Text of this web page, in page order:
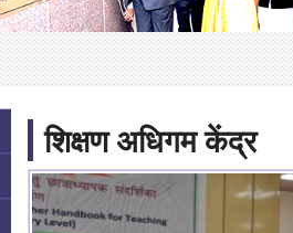
शिक्षण अधिगम केंद्र
Pages